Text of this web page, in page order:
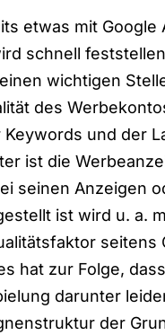
etwas mit Google
schnell
wichtigen
des
und der
ist die
seinen Anzeigen
ist wird u. a.
seitens
hat zur Folge,
darunter
der